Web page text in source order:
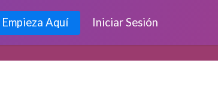
Empieza Aquí Iniciar Sesión